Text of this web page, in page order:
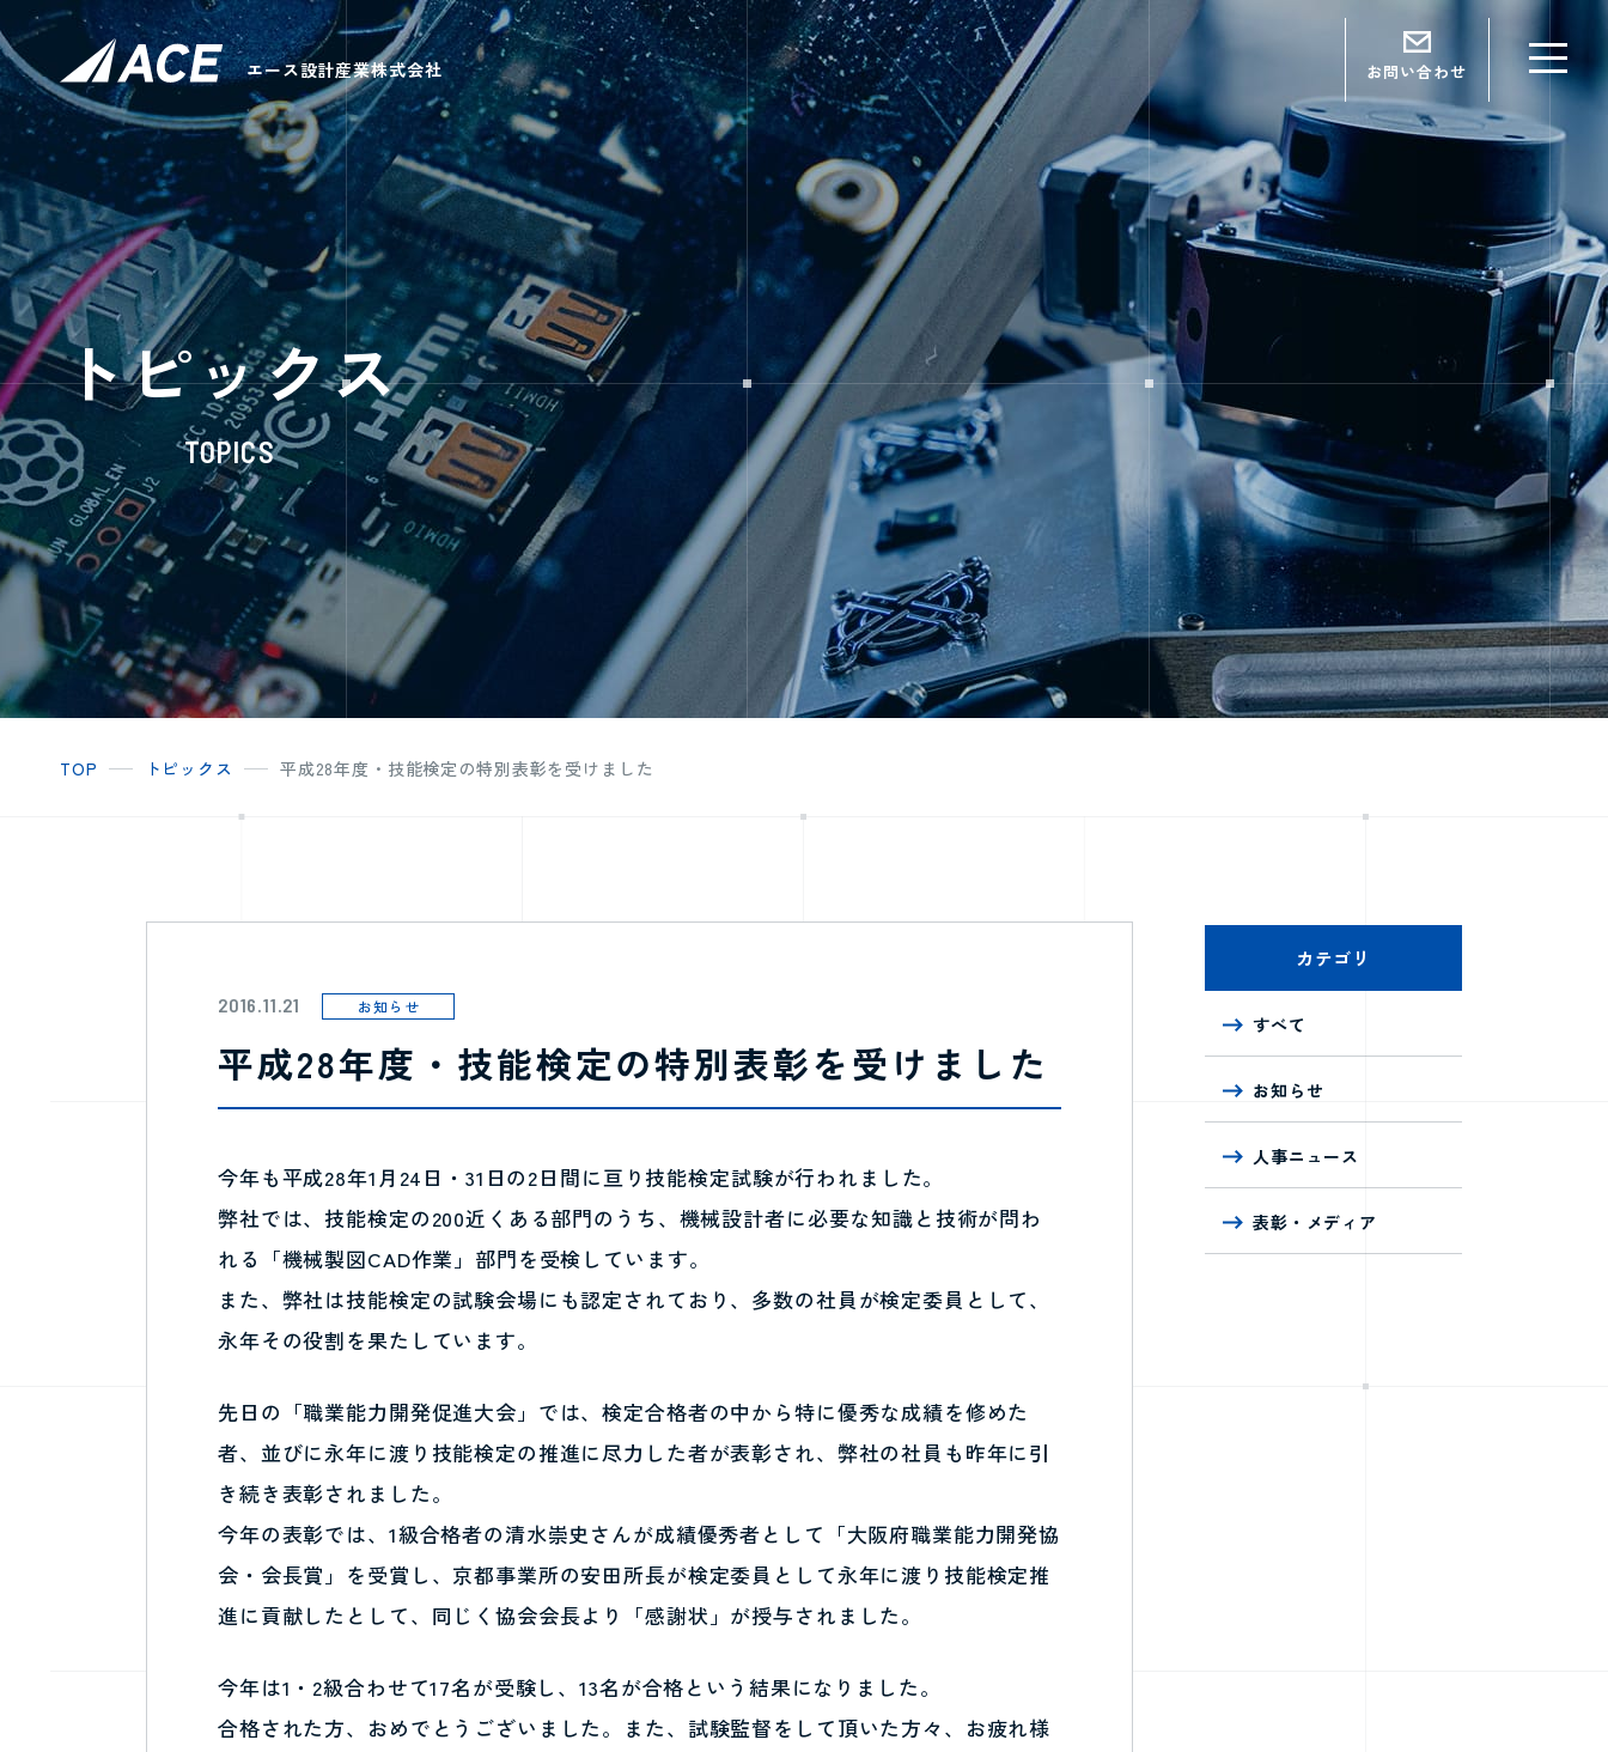
エース設計産業株式会社 お問い合わせ
トピックス
TOPICS
TOP トピックス 平成28年度・技能検定の特別表彰を受けました
2016.11.21 お知らせ
平成28年度・技能検定の特別表彰を受けました
今年も平成28年1月24日・31日の2日間に亘り技能検定試験が行われました。
弊社では、技能検定の200近くある部門のうち、機械設計者に必要な知識と技術が問わ
れる「機械製図CAD作業」部門を受検しています。
また、弊社は技能検定の試験会場にも認定されており、多数の社員が検定委員として、
永年その役割を果たしています。
先日の「職業能力開発促進大会」では、検定合格者の中から特に優秀な成績を修めた
者、並びに永年に渡り技能検定の推進に尽力した者が表彰され、弊社の社員も昨年に引
き続き表彰されました。
今年の表彰では、1級合格者の清水崇史さんが成績優秀者として「大阪府職業能力開発協
会・会長賞」を受賞し、京都事業所の安田所長が検定委員として永年に渡り技能検定推
進に貢献したとして、同じく協会会長より「感謝状」が授与されました。
今年は1・2級合わせて17名が受験し、13名が合格という結果になりました。
合格された方、おめでとうございました。また、試験監督をして頂いた方々、お疲れ様
カテゴリ
すべて
お知らせ
人事ニュース
表彰・メディア